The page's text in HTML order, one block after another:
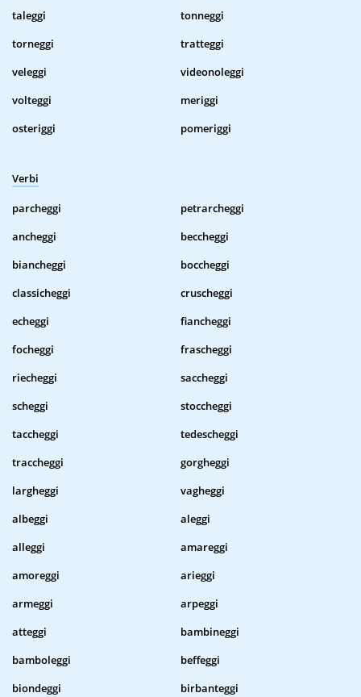
taleggi
tonneggi
torneggi
tratteggi
veleggi
videonoleggi
volteggi
meriggi
osteriggi
pomeriggi
Verbi
parcheggi
petrarcheggi
ancheggi
beccheggi
biancheggi
boccheggi
classicheggi
cruscheggi
echeggi
fiancheggi
focheggi
frascheggi
riecheggi
saccheggi
scheggi
stoccheggi
taccheggi
tedescheggi
traccheggi
gorgheggi
largheggi
vagheggi
albeggi
aleggi
alleggi
amareggi
amoreggi
arieggi
armeggi
arpeggi
atteggi
bambineggi
bamboleggi
beffeggi
biondeggi
birbanteggi